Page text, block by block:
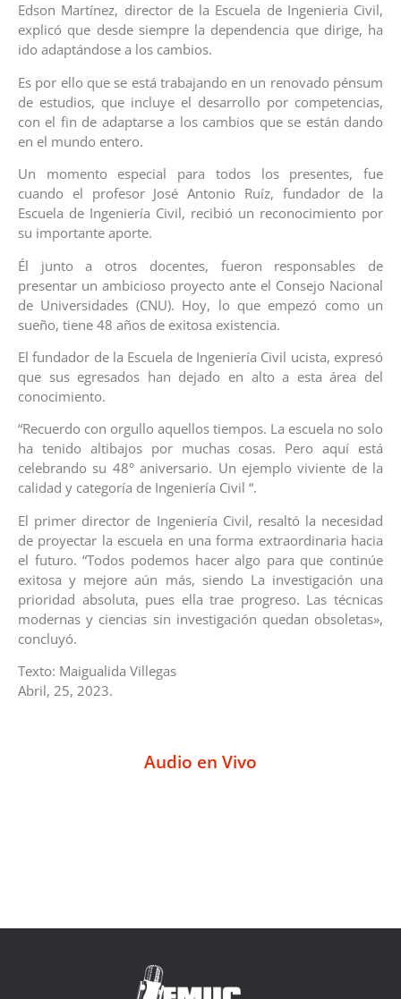
Edson Martínez, director de la Escuela de Ingenieria Civil,
explicó que desde siempre la dependencia que dirige, ha
ido adaptándose a los cambios.
Es por ello que se está trabajando en un renovado pénsum
de estudios, que incluye el desarrollo por competencias,
con el fin de adaptarse a los cambios que se están dando
en el mundo entero.
Un momento especial para todos los presentes, fue
cuando el profesor José Antonio Ruíz, fundador de la
Escuela de Ingeniería Civil, recibió un reconocimiento por
su importante aporte.
Él junto a otros docentes, fueron responsables de
presentar un ambicioso proyecto ante el Consejo Nacional
de Universidades (CNU). Hoy, lo que empezó como un
sueño, tiene 48 años de exitosa existencia.
El fundador de la Escuela de Ingeniería Civil ucista, expresó
que sus egresados han dejado en alto a esta área del
conocimiento.
“Recuerdo con orgullo aquellos tiempos. La escuela no solo
ha tenido altibajos por muchas cosas. Pero aquí está
celebrando su 48° aniversario. Un ejemplo viviente de la
calidad y categoría de Ingeniería Civil “.
El primer director de Ingeniería Civil, resaltó la necesidad
de proyectar la escuela en una forma extraordinaria hacia
el futuro. “Todos podemos hacer algo para que continúe
exitosa y mejore aún más, siendo La investigación una
prioridad absoluta, pues ella trae progreso. Las técnicas
modernas y ciencias sin investigación quedan obsoletas»,
concluyó.
Texto: Maigualida Villegas
Abril, 25, 2023.
Audio en Vivo